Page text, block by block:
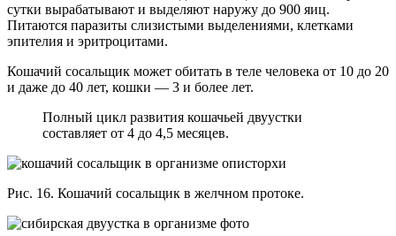
сутки вырабатывают и выделяют наружу до 900 яиц.
Питаются паразиты слизистыми выделениями, клетками
эпителия и эритроцитами.
Кошачий сосальщик может обитать в теле человека от 10 до 20
и даже до 40 лет, кошки — 3 и более лет.
Полный цикл развития кошачьей двуустки
составляет от 4 до 4,5 месяцев.
Рис. 16. Кошачий сосальщик в желчном протоке.